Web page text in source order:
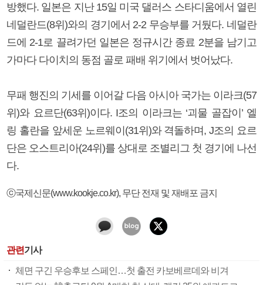
방했다. 일본은 지난 15일 미국 댈러스 스타디움에서 열린
네덜란드(8위)와의 경기에서 2-2 무승부를 거뒀다. 네덜란
드에 2-1로 끌려가던 일본은 정규시간 종료 2분을 남기고
가마다 다이치의 동점 골로 패배 위기에서 벗어났다.
무패 행진의 기세를 이어갈 다음 아시아 국가는 이라크(57
위)와 요르단(63위)이다. I조의 이라크는 ‘괴물 골잡이’ 엘
링 홀란을 앞세운 노르웨이(31위)와 격돌하며, J조의 요르
단은 오스트리아(24위)를 상대로 조별리그 첫 경기에 나선
다.
ⓒ국제신문(www.kookje.co.kr), 무단 전재 및 재배포 금지
관련기사
체면 구긴 우승후보 스페인…첫 출전 카보베르데와 비겨